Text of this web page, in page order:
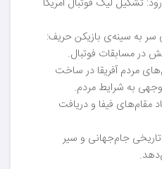
تشکیل لیگ فوتبال آمریکا
به سینه‌ی بازیکن حریف:
در مسابقات فوتبال.
مردم آفریقا در ساخت
به شرایط مردم.
مقام‌های فیفا و دریافت
تاریخی جام‌جهانی و سیر